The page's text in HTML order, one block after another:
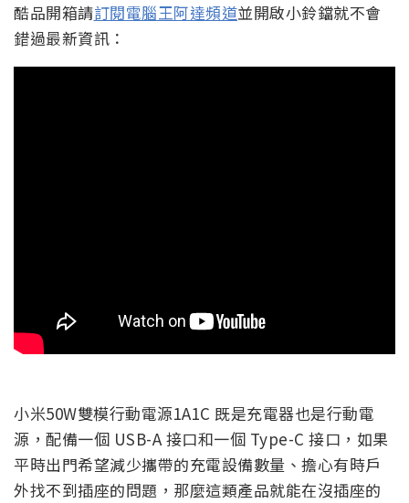
酷品開箱請訂閱電腦王阿達頻道並開啟小鈴鐺就不會
錯過最新資訊：
小米50W雙模行動電源1A1C 既是充電器也是行動電
源，配備一個 USB-A 接口和一個 Type-C 接口，如果
平時出門希望減少攜帶的充電設備數量、擔心有時戶
外找不到插座的問題，那麼這類產品就能在沒插座的